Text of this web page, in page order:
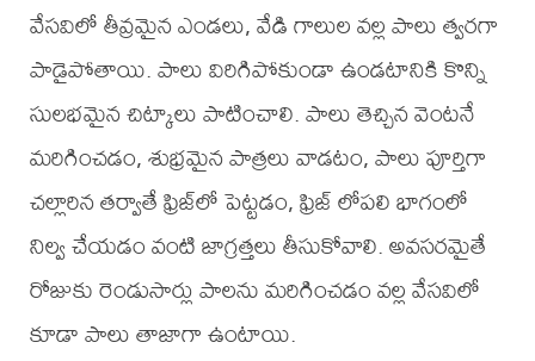
వేసవిలో తీవ్రమైన ఎండలు, వేడి గాలుల వల్ల పాలు త్వరగా
పాడైపోతాయి. పాలు విరిగిపోకుండా ఉండటానికి కొన్ని
సులభమైన చిట్కాలు పాటించాలి. పాలు తెచ్చిన వెంటనే
మరిగించడం, శుభ్రమైన పాత్రలు వాడటం, పాలు పూర్తిగా
చల్లారిన తర్వాతే ఫ్రిజ్‌లో పెట్టడం, ఫ్రిజ్ లోపలి భాగంలో
నిల్వ చేయడం వంటి జాగ్రత్తలు తీసుకోవాలి. అవసరమైతే
రోజుకు రెండుసార్లు పాలను మరిగించడం వల్ల వేసవిలో
కూడా పాలు తాజాగా ఉంటాయి.